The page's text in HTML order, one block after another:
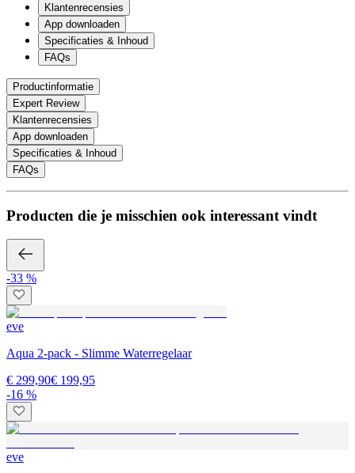
Klantenrecensies
App downloaden
Specificaties & Inhoud
FAQs
Productinformatie
Expert Review
Klantenrecensies
App downloaden
Specificaties & Inhoud
FAQs
Producten die je misschien ook interessant vindt
-33 %
eve
Aqua 2-pack - Slimme Waterregelaar
€ 299,90€ 199,95
-16 %
eve